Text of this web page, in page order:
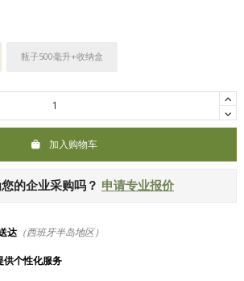
瓶子500毫升+收纳盒
加入购物车
的企业采购吗？ 申请专业报价
达 （西班牙半岛地区）
个性化服务